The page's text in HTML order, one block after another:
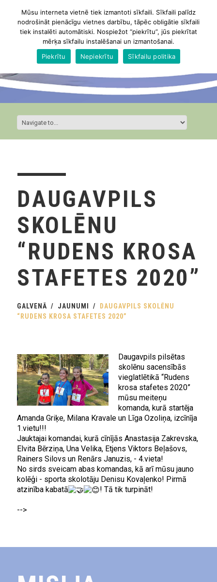
DAUGAVPILS
SKOLĒNU
“RUDENS KROSA
STAFETES 2020”
GALVENĀ JAUNUMI
DAUGAVPILS SKOLĒNU
“RUDENS KROSA STAFETES 2020”
Daugavpils pilsētas
skolēnu sacensībās
vieglatlētikā “Rudens
krosa stafetes 2020”
mūsu meiteņu
komanda, kurā startēja
Amanda Griķe, Milana Kravale un Līga Ozoliņa, izcīnīja
1.vietu!!!
Jauktajai komandai, kurā cīnījās Anastasija Zakrevska,
Elvita Bērziņa, Una Velika, Etjens Viktors Beļašovs,
Rainers Silovs un Renārs Januzis, - 4.vieta!
No sirds sveicam abas komandas, kā arī mūsu jauno
kolēģi - sporta skolotāju Denisu Kovaļenko! Pirmā
atzinība kabatā
! Tā tik turpināt!
-->
Mūsu interneta vietnē tiek izmantoti sīkfaili. Sīkfaili palīdz
nodrošināt pienācīgu vietnes darbību, tāpēc obligātie sīkfaili
tiek instalēti automātiski. Nospiežot “piekrītu”, jūs piekrītat
mērķa sīkfailu instalēšanai un izmantošanai.
Piekrītu
Nepiekrītu Sīkfailu politika